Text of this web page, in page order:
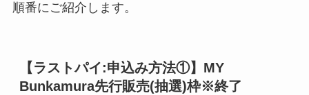
順番にご紹介します。
【ラストパイ:申込み方法①】MY
Bunkamura先行販売(抽選)枠※終了